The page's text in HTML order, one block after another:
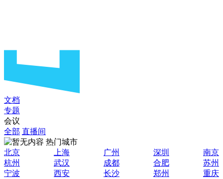
文档
专题
会议
全部 直播间
热门城市
北京
上海 广州 深圳
南京
杭州
武汉 成都 合肥
苏州
宁波
西安 长沙 郑州
重庆